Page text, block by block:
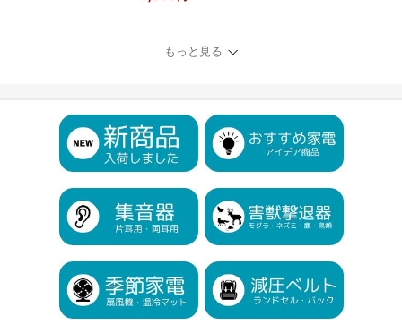
kg タイマー 急速乾燥 2W
AY 靴乾燥機 折りたたみ
シャツ スーツ ブーツ 靴
もっと見る